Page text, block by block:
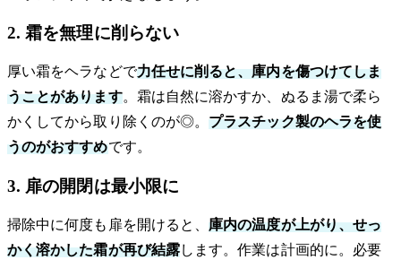
2. 霜を無理に削らない
厚い霜をヘラなどで力任せに削ると、庫内を傷つけてしま
うことがあります。霜は自然に溶かすか、ぬるま湯で柔ら
かくしてから取り除くのが◎。プラスチック製のヘラを使
うのがおすすめです。
3. 扉の開閉は最小限に
掃除中に何度も扉を開けると、庫内の温度が上がり、せっ
かく溶かした霜が再び結露します。作業は計画的に。必要